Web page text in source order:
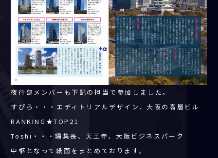
夜行部メンバーも下記の担当で参加しました。
すぴら・・・エディトリアルデザイン、大阪の高層ビル
RANKING★TOP21
Toshi・・・編集長、天王寺、大阪ビジネスパーク
中枢となって紙面をまとめております。